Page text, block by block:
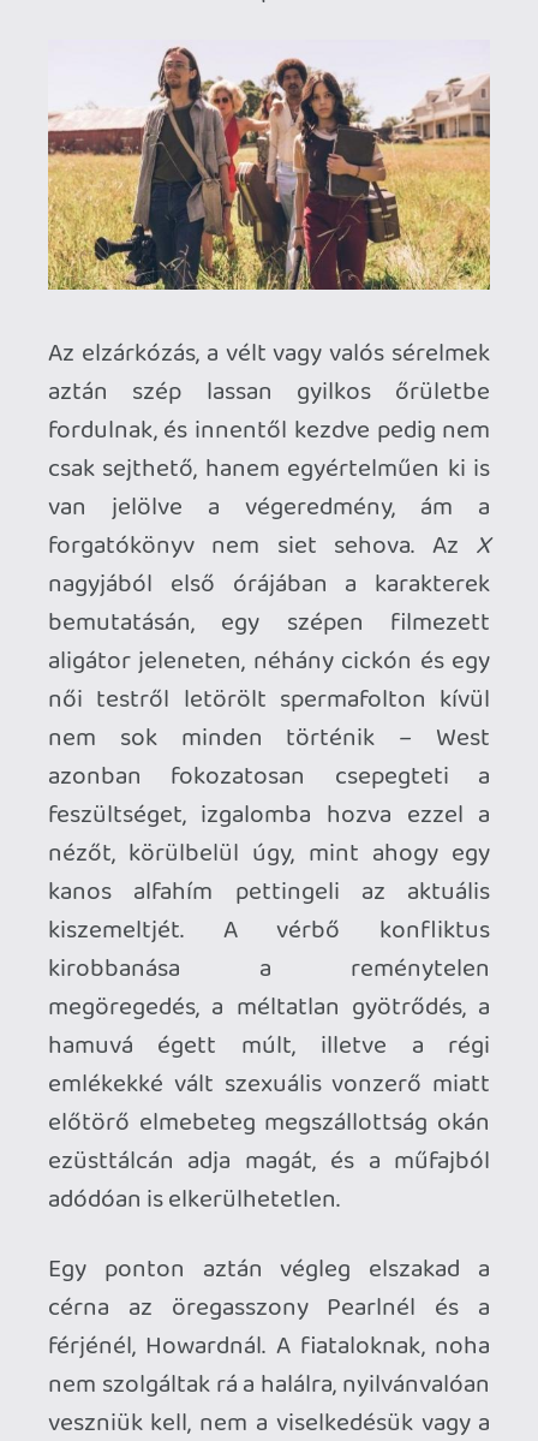
kirobbanása a reménytelen
megöregedés, a méltatlan gyötrődés, a
hamuvá égett múlt, illetve a régi
emlékekké vált szexuális vonzerő miatt
előtörő elmebeteg megszállottság okán
ezüsttálcán adja magát, és a műfajból
adódóan is elkerülhetetlen.
Egy ponton aztán végleg elszakad a
nem szolgáltak rá a halálra, nyilvánvalóan
veszniük kell, nem a viselkedésük vagy a
személyiségük, szimplán csak a házaspár
dühe és egója miatt. A tettüket semmivel
sem lehet igazolni, ugyanakkor a film
ezen vonása egy olyan tulajdonságot hoz
magával, amit a 2018-asHalloweenóta
nem és azt megelőzően is csak a ’70-es
években láttál utoljára slasherben: gyk.
hogy konkrétan a legtöbb karakter
túléléséért ténylegesen szurkolsz.
Ekkorra már az aktus felvonásához
értünk, ami a film brutális, nemegyszer
sokkoló halálnemek tükrében inkább egy
kemény, ámde rövid kefélésre hasonlít.
Szemek kiszúrása vasvillával, egy feszes,
hamvas női test vérgőzös találkozása egy
fogaival, egy fél arc szétszaggatása
sörétes puskával – horror-rajongók
megnyalhatják mind a tíz ujjukat, a film
szereplőt, akinek vére ráfröccsen a
mögöttük álló furgon lámpájára, ami így
vörös színbe borul, az öreglány meg
gyönyörűségesen morbid táncot lejt a
(Don’t Fear) The Reaperdallamaira. Az
összhatás kitűnő – és a lezárás, azaz a